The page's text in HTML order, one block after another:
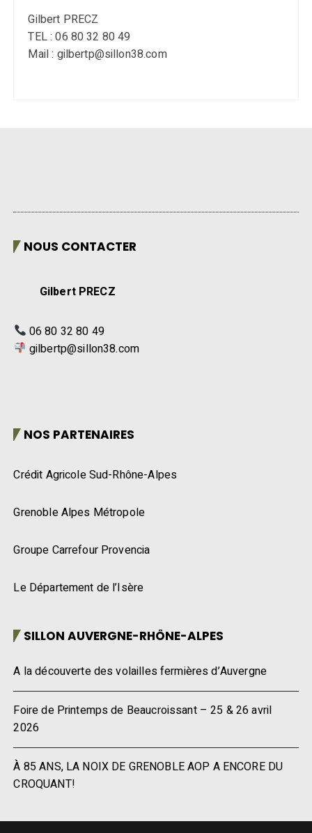
Gilbert PRECZ
TEL : 06 80 32 80 49
Mail : gilbertp@sillon38.com
NOUS CONTACTER
Gilbert PRECZ
06 80 32 80 49
gilbertp@sillon38.com
NOS PARTENAIRES
Crédit Agricole Sud-Rhône-Alpes
Grenoble Alpes Métropole
Groupe Carrefour Provencia
Le Département de l’Isère
SILLON AUVERGNE-RHÔNE-ALPES
A la découverte des volailles fermières d’Auvergne
Foire de Printemps de Beaucroissant – 25 & 26 avril
2026
À 85 ANS, LA NOIX DE GRENOBLE AOP A ENCORE DU
CROQUANT!